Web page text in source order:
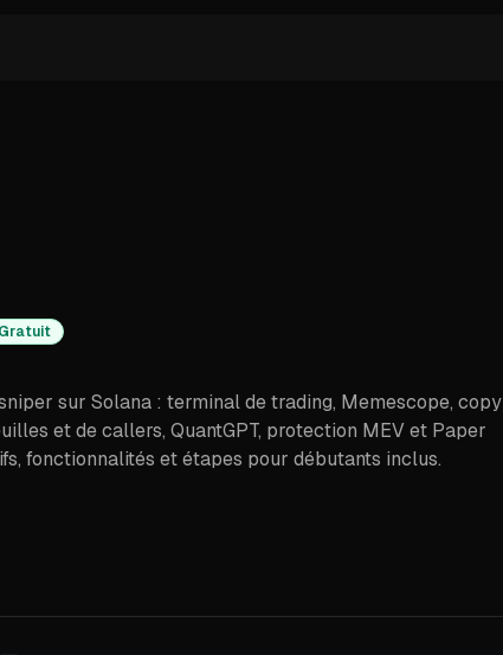
Gratuit
sur Solana : terminal de trading, Memescope, copy
et de callers, QuantGPT, protection MEV et Paper
fonctionnalités et étapes pour débutants inclus.